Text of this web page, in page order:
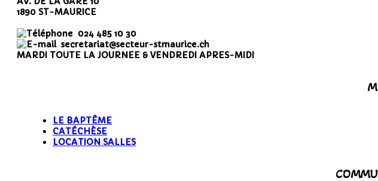
1890 ST-MAURICE
024 485 10 30
secretariat@secteur-stmaurice.ch
MARDI TOUTE LA JOURNEE & VENDREDI APRES-MIDI
LE BAPTÊME
CATÉCHÈSE
LOCATION SALLES